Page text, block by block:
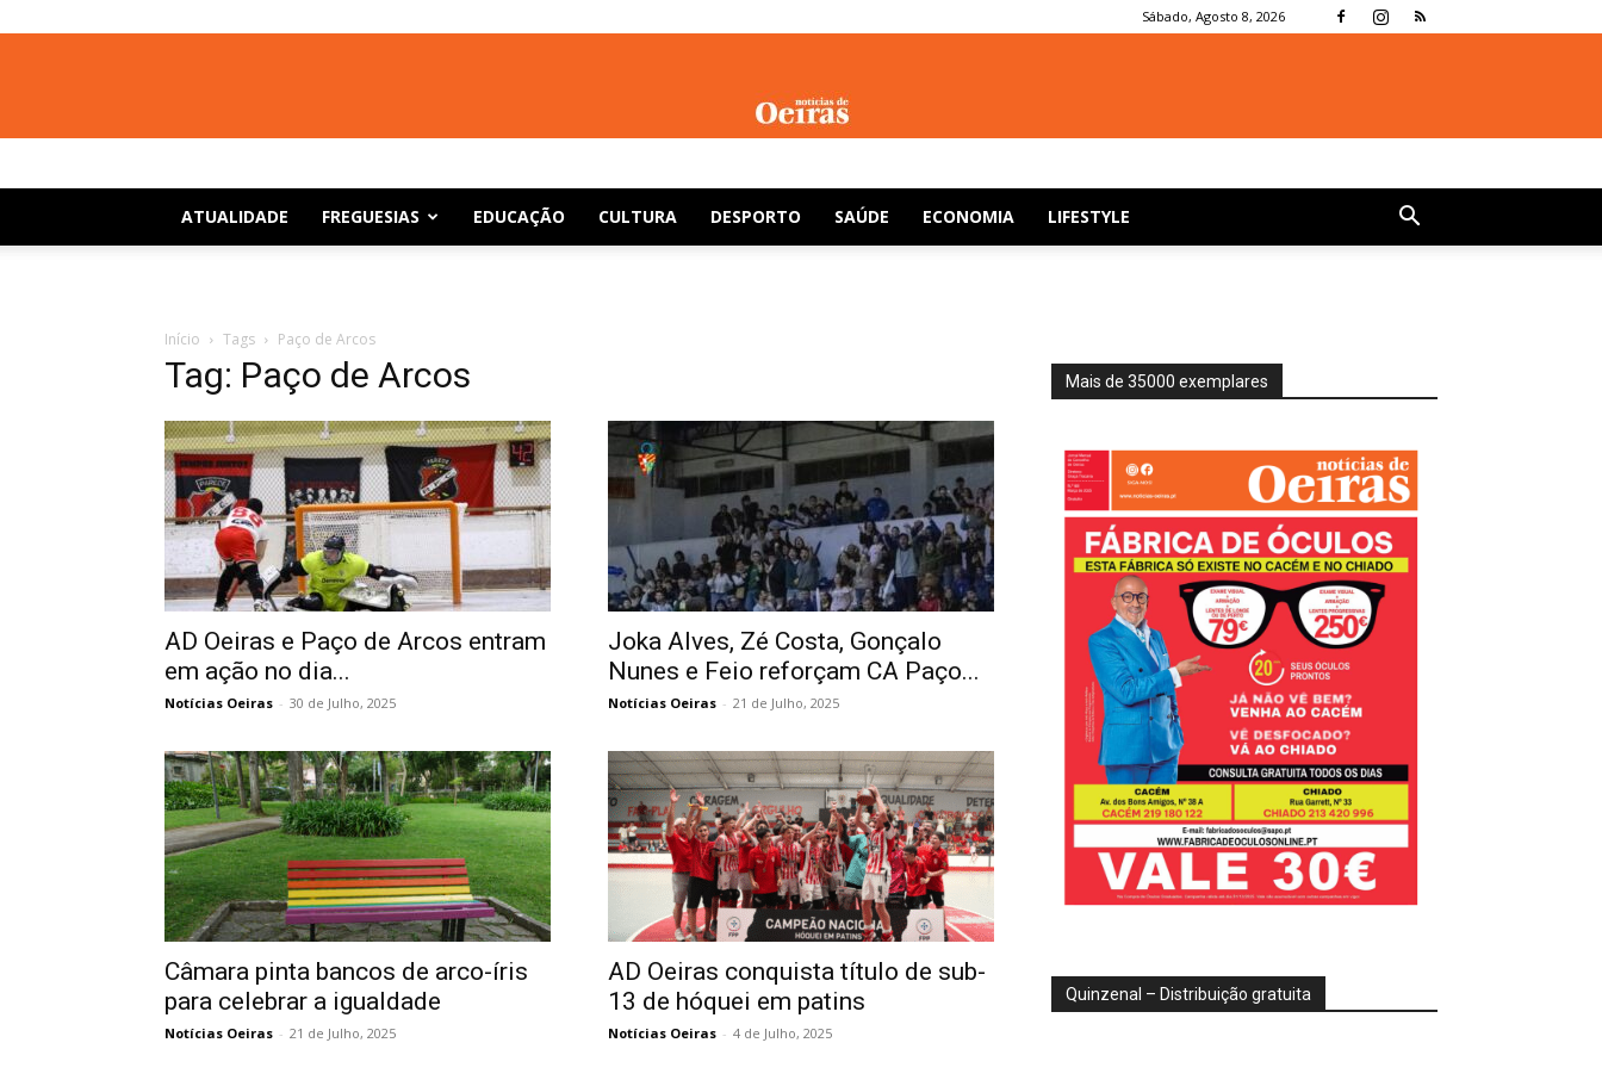
Sábado, Agosto 8, 2026
Notícias
Oeiras
ATUALIDADE FREGUESIAS EDUCAÇÃO CULTURA DESPORTO SAÚDE ECONOMIA LIFESTYLE
Início Tags Paço de Arcos
Tag: Paço de Arcos
AD Oeiras e Paço de Arcos entram
em ação no dia...
Notícias Oeiras - 30 de Julho, 2025
Joka Alves, Zé Costa, Gonçalo
Nunes e Feio reforçam CA Paço...
Notícias Oeiras - 21 de Julho, 2025
Câmara pinta bancos de arco-íris
para celebrar a igualdade
Notícias Oeiras - 21 de Julho, 2025
AD Oeiras conquista título de sub-
13 de hóquei em patins
Notícias Oeiras - 4 de Julho, 2025
Mais de 35000 exemplares
Quinzenal – Distribuição gratuita